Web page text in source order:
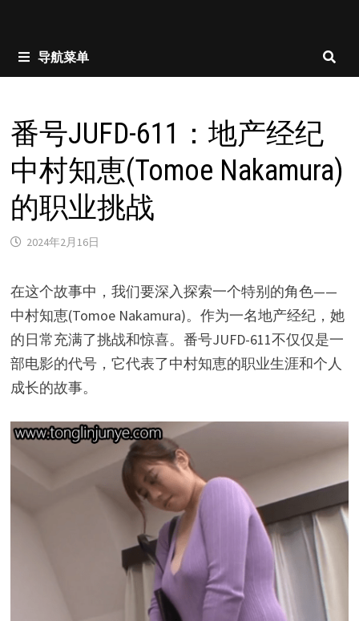
导航菜单
番号JUFD-611：地产经纪
中村知恵(Tomoe Nakamura)
的职业挑战
2024年2月16日
在这个故事中，我们要深入探索一个特别的角色——
中村知恵(Tomoe Nakamura)。作为一名地产经纪，她
的日常充满了挑战和惊喜。番号JUFD-611不仅仅是一
部电影的代号，它代表了中村知恵的职业生涯和个人
成长的故事。